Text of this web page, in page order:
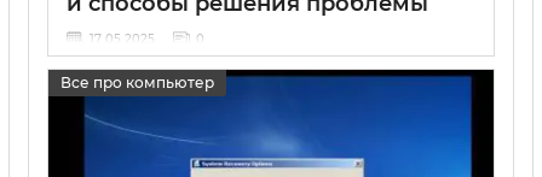
17 05 2025 0
Все про компьютер